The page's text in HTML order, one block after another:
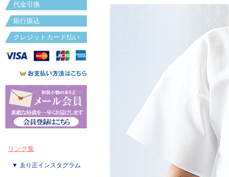
代金引換
銀行振込
クレジットカード払い
リンク集
▼ ゑり正インスタグラム